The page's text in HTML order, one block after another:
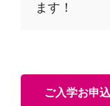
ます！
ご入学お申